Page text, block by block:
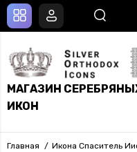
МАГАЗИН
ИКОН
Главная Икона Спаситель